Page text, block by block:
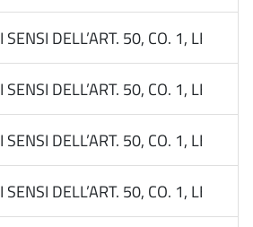
DELL’ART. 50, CO. 1, LETT.
DELL’ART. 50, CO. 1, LETT.
DELL’ART. 50, CO. 1, LETT.
DELL’ART. 50, CO. 1, LETT.